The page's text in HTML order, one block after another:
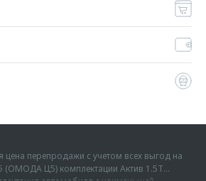
цена перепродажи с учетом всех выгод на
(ОМОДА Ц5) комплектации Актив 1.5Т